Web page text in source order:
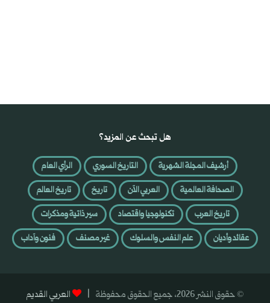
هل تبحث عن المزيد؟
أرشيف المجلة الشهرية التاريخ السوري
الرأي العام
الصحافة العالمية
العربي الآن تاريخ
تاريخ العالم
تاريخ العرب
تكنولوجيا واقتصاد
سير ذاتية ومذكرات
عقائد وأديان
علم النفس والسلوك غير مصنف فنون وآداب
© حقوق النشر 2026، جميع الحقوق محفوظة | العربي القديم